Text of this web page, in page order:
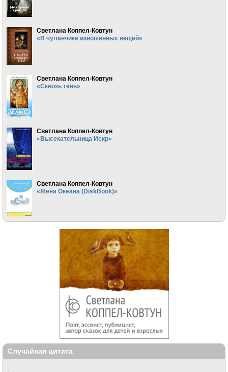
Светлана Коппел-Ковтун
«В чуланчике изношенных вещей»
Светлана Коппел-Ковтун
«Сквозь тень»
Светлана Коппел-Ковтун
«Высекательница Искр»
Светлана Коппел-Ковтун
«Жена Океана (DiskBook)»
Случайная цитата